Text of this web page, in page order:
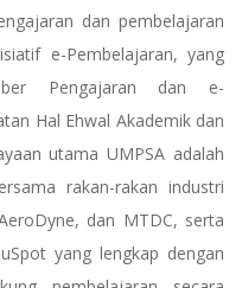
dan pembelajaran
e-Pembelajaran, yang
Pengajaran dan e-
Hal Ehwal Akademik dan
utama UMPSA adalah
rakan-rakan industri
dan MTDC, serta
yang lengkap dengan